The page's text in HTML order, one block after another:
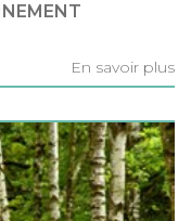
En savoir plus